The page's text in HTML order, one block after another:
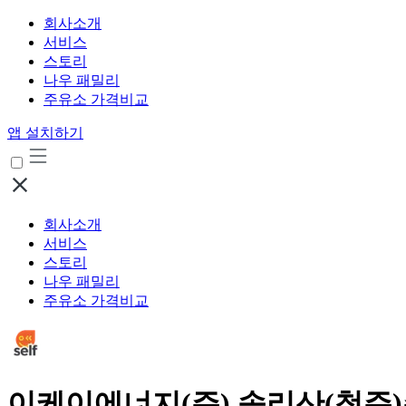
회사소개
서비스
스토리
나우 패밀리
주유소 가격비교
앱 설치하기
회사소개
서비스
스토리
나우 패밀리
주유소 가격비교